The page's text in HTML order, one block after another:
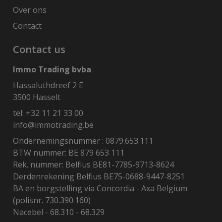
Over ons
Contact
Contact us
Immo Trading bvba
Hassaluthdreef 2 E
3500 Hasselt
tel: +32 11 21 33 00
info@immotrading.be
Ondernemingsnummer : 0879.653.111
BTW nummer: BE 879 653 111
Rek. nummer: Belfius BE81-7785-9713-8624
Derdenrekening Belfius BE75-0688-9447-8251
BA en borgstelling via Concordia - Axa Belgium
(polisnr. 730.390.160)
Nacebel - 68.310 - 68.329